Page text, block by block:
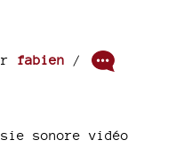
fabien /
sonore vidéo